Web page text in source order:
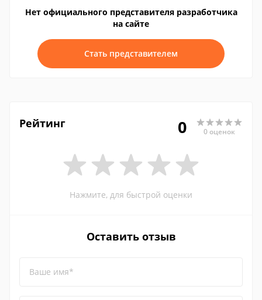
Нет официального представителя разработчика
на сайте
Стать представителем
Рейтинг 0 0 оценок
Нажмите, для быстрой оценки
Оставить отзыв
Ваше имя*